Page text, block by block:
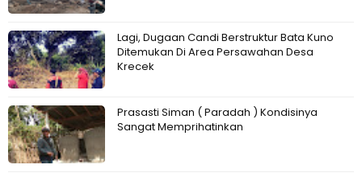
Lagi, Dugaan Candi Berstruktur Bata Kuno
Ditemukan Di Area Persawahan Desa
Krecek
Prasasti Siman ( Paradah ) Kondisinya
Sangat Memprihatinkan